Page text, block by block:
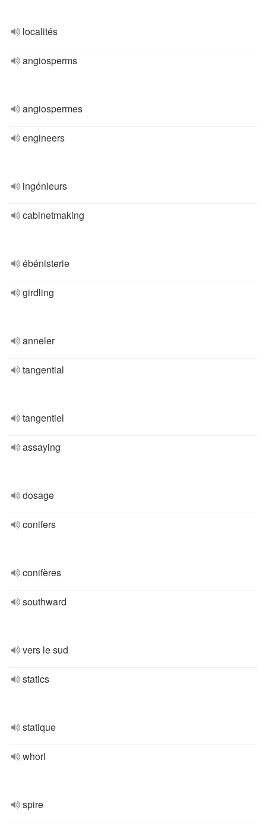
localités
angiosperms
angiospermes
engineers
ingénieurs
cabinetmaking
ébénisterie
girdling
anneler
tangential
tangentiel
assaying
dosage
conifers
conifères
southward
vers le sud
statics
statique
whorl
spire